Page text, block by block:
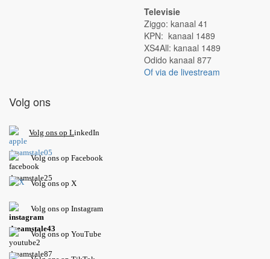
Televisie
Ziggo: kanaal 41
KPN: kanaal 1489
XS4All: kanaal 1489
Odido kanaal 877
Of via de livestream
Volg ons
Volg ons op LinkedIn
Volg ons op Facebook
Volg ons op X
Volg ons op Instagram
Volgons op YouTube